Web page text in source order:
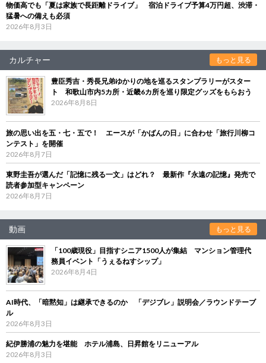
物価高でも「夏は家族で長距離ドライブ」 宿泊ドライブ予算4万円超、渋滞・
猛暑への備えも必須
2026年8月3日
カルチャー もっと見る
豊臣秀吉・秀長兄弟ゆかりの地を巡るスタンプラリーがスター
ト 和歌山市内5カ所・近畿6カ所を巡り限定グッズをもらおう
2026年8月8日
旅の思い出を五・七・五で！ エースが「かばんの日」に合わせ「旅行川柳コ
ンテスト」を開催
2026年8月7日
東野圭吾が選んだ「記憶に残る一文」はどれ？ 最新作『永遠の記憶』発売で
読者参加型キャンペーン
2026年8月7日
動画 もっと見る
「100歳現役」目指すシニア1500人が集結 マンション管理代
務員イベント「うぇるねすシップ」
2026年8月4日
AI時代、「暗黙知」は継承できるのか 「デジブレ」説明会／ラウンドテーブ
ル
2026年8月3日
紀伊勝浦の魅力を堪能 ホテル浦島、日昇館をリニューアル
2026年8月3日